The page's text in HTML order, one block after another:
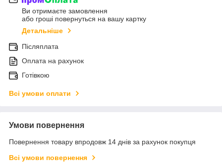
Ви отримаєте замовлення
або гроші повернуться на вашу картку
Детальніше
Післяплата
Оплата на рахунок
Готівкою
Всі умови оплати
Умови повернення
Повернення товару впродовж 14 днів за рахунок покупця
Всі умови повернення